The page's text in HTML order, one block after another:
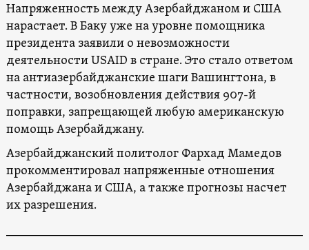
Напряженность между Азербайджаном и США
нарастает. В Баку уже на уровне помощника
президента заявили о невозможности
деятельности USAID в стране. Это стало ответом
на антиазербайджанские шаги Вашингтона, в
частности, возобновления действия 907-й
поправки, запрещающей любую американскую
помощь Азербайджану.
Азербайджанский политолог Фархад Мамедов
прокомментировал напряженные отношения
Азербайджана и США, а также прогнозы насчет
их разрешения.